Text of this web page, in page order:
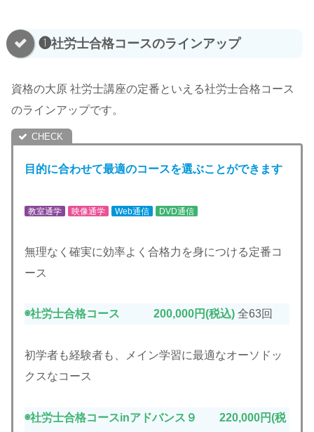
❶社労士合格コースのラインアップ
資格の大原 社労士講座の定番といえる社労士合格コース
のラインアップです。
目的に合わせて最適のコースを選ぶことができます
教室通学 映像通学 Web通信 DVD通信
無理なく確実に効率よく合格力を身につける定番コ
ース
◉社労士合格コース 200,000円(税込) 全63回
初学者も経験者も、メイン学習に最適なオーソドッ
クスなコース
◉社労士合格コースinアドバンス９ 220,000円(税